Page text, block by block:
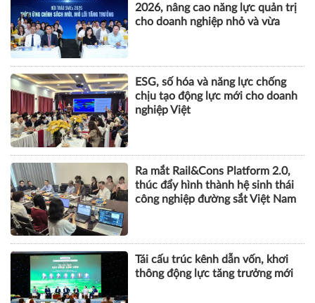
2026, nâng cao năng lực quản trị
cho doanh nghiệp nhỏ và vừa
ESG, số hóa và năng lực chống
chịu tạo động lực mới cho doanh
nghiệp Việt
Ra mắt Rail&Cons Platform 2.0,
thúc đẩy hình thành hệ sinh thái
công nghiệp đường sắt Việt Nam
Tái cấu trúc kênh dẫn vốn, khơi
thông động lực tăng trưởng mới